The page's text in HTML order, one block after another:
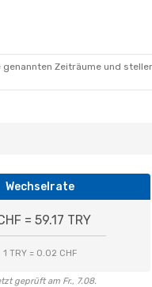
Zeiträume und
Wechselrate
= 59.17 TRY
1 TRY = 0.02 CHF
geprüft am Fr., 7.08.